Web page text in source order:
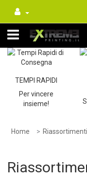
TEMPI RAPIDI
Per vincere
insieme!
Home Riassortimenti